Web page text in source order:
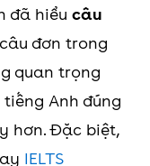
đã hiểu câu
đơn trong
quan trọng
Anh đúng
hơn. Đặc biệt,
IELTS